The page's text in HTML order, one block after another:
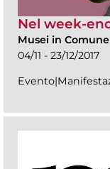
Nel week-
Musei in Comune
04/11 - 23/12/2017